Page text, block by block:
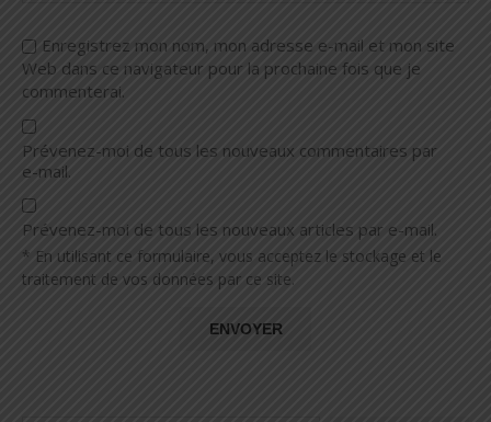
Enregistrez mon nom, mon adresse e-mail et mon site
Web dans ce navigateur pour la prochaine fois que je
commenterai.
Prévenez-moi de tous les nouveaux commentaires par
e-mail.
Prévenez-moi de tous les nouveaux articles par e-mail.
* En utilisant ce formulaire, vous acceptez le stockage et le
traitement de vos données par ce site.